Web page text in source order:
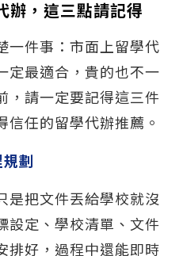
辦，這三點請記得
一件事：市面上留學代
定最適合，貴的也不一
，請一定要記得這三件
信任的留學代辦推薦。
劃
是把文件丟給學校就沒
設定、學校清單、文件
排好，過程中還能即時